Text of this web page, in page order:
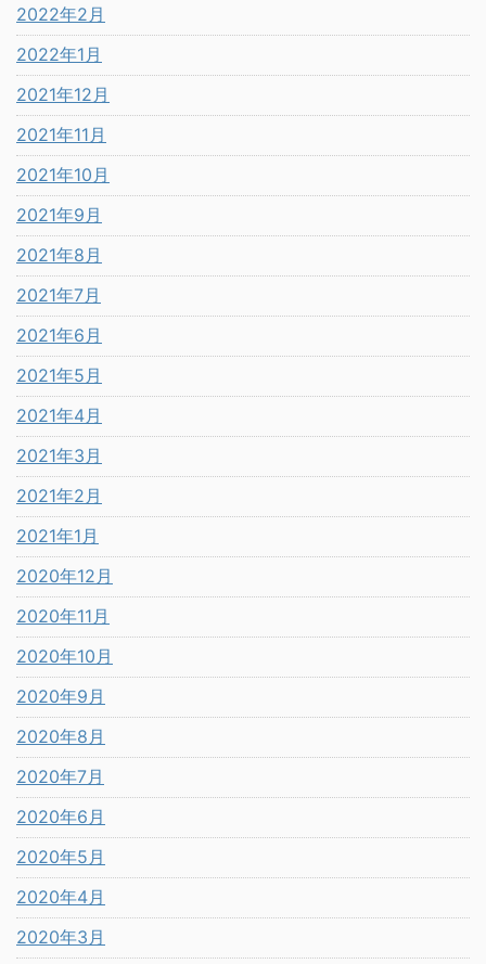
2022年2月
2022年1月
2021年12月
2021年11月
2021年10月
2021年9月
2021年8月
2021年7月
2021年6月
2021年5月
2021年4月
2021年3月
2021年2月
2021年1月
2020年12月
2020年11月
2020年10月
2020年9月
2020年8月
2020年7月
2020年6月
2020年5月
2020年4月
2020年3月